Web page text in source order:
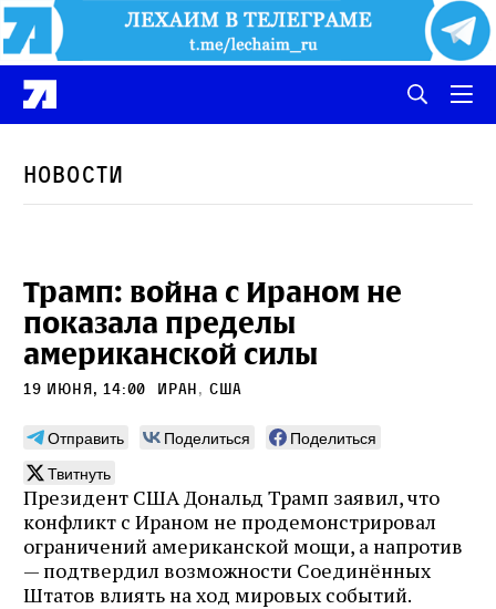
Новости
Трамп: война с Ираном не
показала пределы
американской силы
19 июня, 14:00 Иран, сша
Отправить Поделиться
Поделиться
Твитнуть
Президент США Дональд Трамп заявил, что
конфликт с Ираном не продемонстрировал
ограничений американской мощи, а напротив
— подтвердил возможности Соединённых
Штатов влиять на ход мировых событий.